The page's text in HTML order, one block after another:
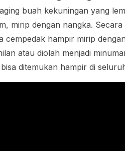
buah kekuningan yang
mirip dengan nangka.
cempedak hampir mirip
atau diolah menjadi
ditemukan hampir di